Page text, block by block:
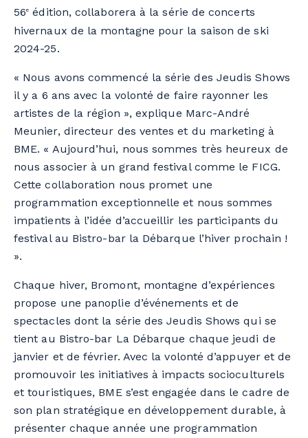
56e édition, collaborera à la série de concerts
hivernaux de la montagne pour la saison de ski
2024-25.
« Nous avons commencé la série des Jeudis Shows
il y a 6 ans avec la volonté de faire rayonner les
artistes de la région », explique Marc-André
Meunier, directeur des ventes et du marketing à
BME. « Aujourd’hui, nous sommes très heureux de
nous associer à un grand festival comme le FICG.
Cette collaboration nous promet une
programmation exceptionnelle et nous sommes
impatients à l’idée d’accueillir les participants du
festival au Bistro-bar la Débarque l’hiver prochain !
».
Chaque hiver, Bromont, montagne d’expériences
propose une panoplie d’événements et de
spectacles dont la série des Jeudis Shows qui se
tient au Bistro-bar La Débarque chaque jeudi de
janvier et de février. Avec la volonté d’appuyer et de
promouvoir les initiatives à impacts socioculturels
et touristiques, BME s’est engagée dans le cadre de
son plan stratégique en développement durable, à
présenter chaque année une programmation